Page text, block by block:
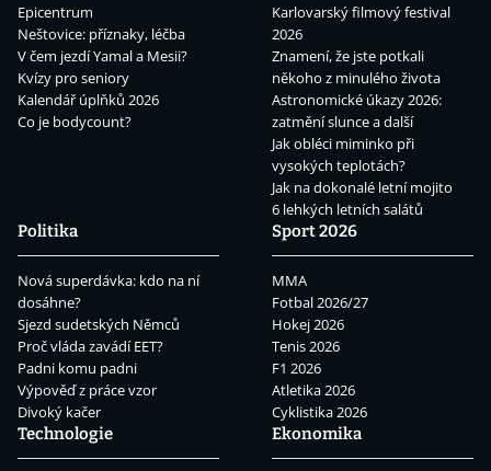
Epicentrum
Neštovice: příznaky, léčba
V čem jezdí Yamal a Mesii?
Kvízy pro seniory
Kalendář úplňků 2026
Co je bodycount?
Karlovarský filmový festival
2026
Znamení, že jste potkali
někoho z minulého života
Astronomické úkazy 2026:
zatmění slunce a další
Jak obléci miminko při
vysokých teplotách?
Jak na dokonalé letní mojito
6 lehkých letních salátů
Politika
Nová superdávka: kdo na ní
dosáhne?
Sjezd sudetských Němců
Proč vláda zavádí EET?
Padni komu padni
Výpověď z práce vzor
Divoký kačer
Sport 2026
MMA
Fotbal 2026/27
Hokej 2026
Tenis 2026
F1 2026
Atletika 2026
Cyklistika 2026
Technologie
Ekonomika